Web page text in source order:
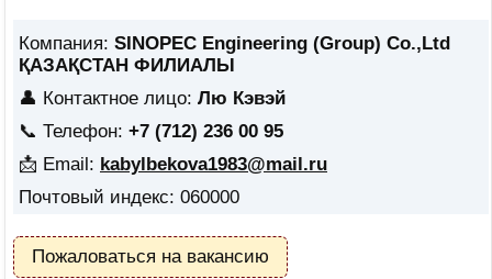
Компания: SINOPEC Engineering (Group) Co.,Ltd
ҚАЗАҚСТАН ФИЛИАЛЫ
👤 Контактное лицо: Лю Кэвэй
📞 Телефон: +7 (712) 236 00 95
📩 Email: kabylbekova1983@mail.ru
Почтовый индекс: 060000
Пожаловаться на вакансию